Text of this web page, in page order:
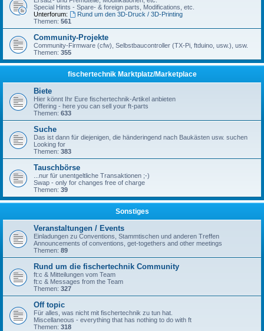
Special Hints - Spare- & foreign parts, Modifications, etc.
Unterforum:
Rund um den 3D-Druck / 3D-Printing
Themen: 561
Community-Projekte
Community-Firmware (cfw), Selbstbaucontroller (TX-Pi, ftduino, usw.), usw.
Themen: 355
fischertechnik Marktplatz/Marketplace
Biete
Hier könnt Ihr Eure fischertechnik-Artikel anbieten
Offering - here you can sell your ft-parts
Themen: 633
Suche
Das ist dann für diejenigen, die händeringend nach Baukästen usw. suchen
Looking for
Themen: 383
Tauschbörse
...nur für unentgeltliche Transaktionen ;-)
Swap - only for changes free of charge
Themen: 39
Sonstiges
Veranstaltungen / Events
Einladungen zu Conventions, Stammtischen und anderen Treffen
Announcements of conventions, get-togethers and other meetings
Themen: 89
Rund um die fischertechnik Community
ft:c & Mitteilungen vom Team
ft:c & Messages from the Team
Themen: 327
Off topic
Für alles, was nicht mit fischertechnik zu tun hat.
Miscellaneous - everything that has nothing to do with ft
Themen: 318